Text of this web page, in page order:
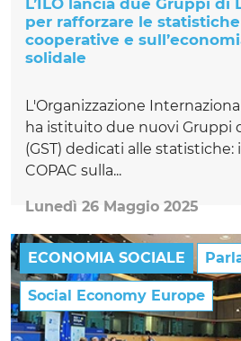
L’ILO lancia due Gruppi di
per rafforzare le
cooperative e
solidale
L'Organizzazione
ha istituito due nuovi Gruppi
(GST) dedicati alle statistiche:
COPAC sulla...
Lunedì 26 Maggio 2025
ECONOMIA SOCIALE
Social Economy Europe